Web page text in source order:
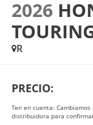
2026
R
PRECIO:
Ten en cuenta:
distribuidora para